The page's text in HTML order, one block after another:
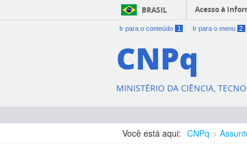
BRASIL Acesso à
Ir para o conteúdo 1 Ir para o menu 2
CNPq
MINISTÉRIO DA CIÊNCIA,
Você está aqui: CNPq